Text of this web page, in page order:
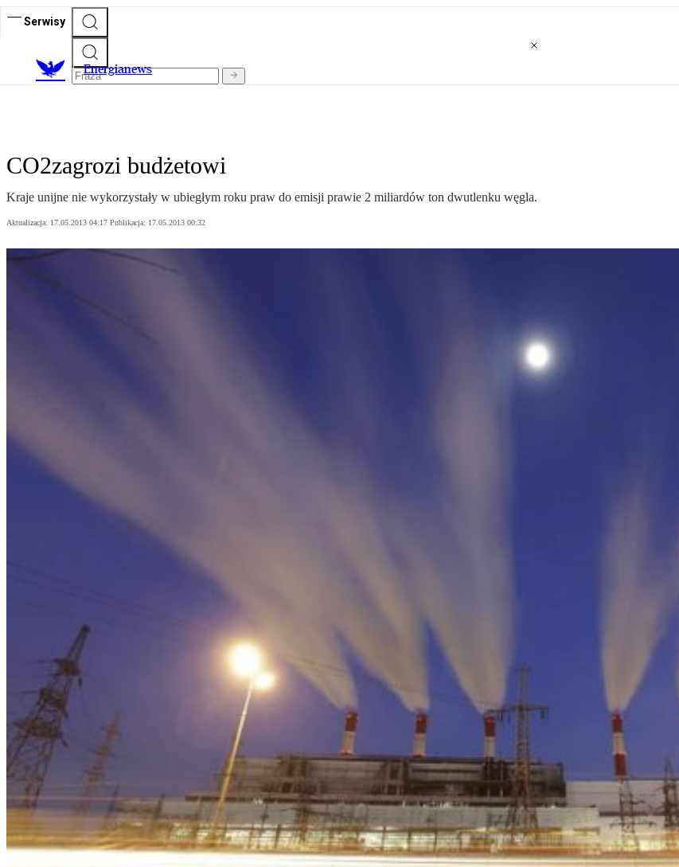
Serwisy
Energianews
CO2zagrozi budżetowi
Kraje unijne nie wykorzystały w ubiegłym roku praw do emisji prawie 2 miliardów ton dwutlenku węgla.
Aktualizacja: 17.05.2013 04:17 Publikacja: 17.05.2013 00:32